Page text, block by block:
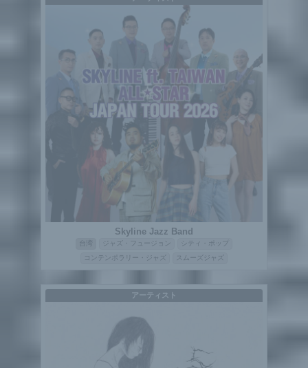
Skyline Jazz Band
ジャズ・フュージョン
シティ・ポップ
コンテンポラリー・ジャズ
スムーズジャズ
アーティスト